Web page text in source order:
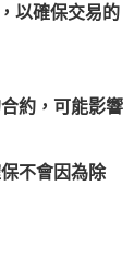
以確保交易的
約，可能影響
不會因為除